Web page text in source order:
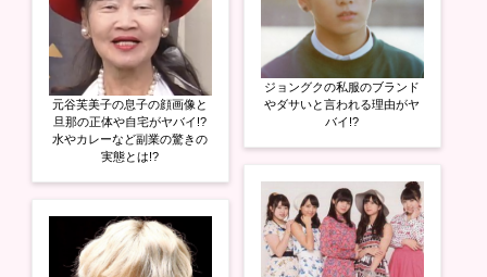
元谷芙美子の息子の顔画像と
旦那の正体や自宅がヤバイ!?
水やカレーなど副業の驚きの
実態とは!?
ジョングクの私服のブランド
やダサいと言われる理由がヤ
バイ!?